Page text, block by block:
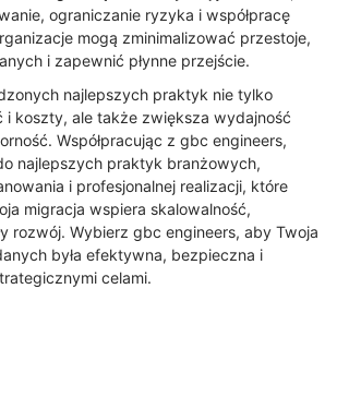
ograniczanie ryzyka i współpracę
mogą zminimalizować przestoje,
i zapewnić płynne przejście.
najlepszych praktyk nie tylko
i koszty, ale także zwiększa wydajność
Współpracując z gbc engineers,
najlepszych praktyk branżowych,
i profesjonalnej realizacji, które
migracja wspiera skalowalność,
rozwój. Wybierz gbc engineers, aby Twoja
była efektywna, bezpieczna i
celami.